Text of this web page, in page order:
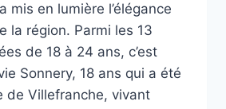
mis en lumière l’élégance
la région. Parmi les 13
de 18 à 24 ans, c’est
Sonnery, 18 ans qui a été
de Villefranche, vivant